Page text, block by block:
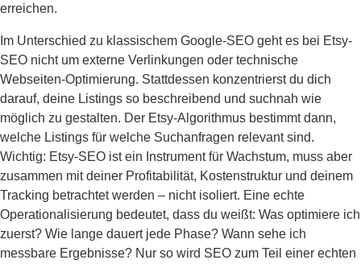
erreichen.
Im Unterschied zu klassischem Google-SEO geht es bei Etsy-
SEO nicht um externe Verlinkungen oder technische
Webseiten-Optimierung. Stattdessen konzentrierst du dich
darauf, deine Listings so beschreibend und suchnah wie
möglich zu gestalten. Der Etsy-Algorithmus bestimmt dann,
welche Listings für welche Suchanfragen relevant sind.
Wichtig: Etsy-SEO ist ein Instrument für Wachstum, muss aber
zusammen mit deiner Profitabilität, Kostenstruktur und deinem
Tracking betrachtet werden – nicht isoliert. Eine echte
Operationalisierung bedeutet, dass du weißt: Was optimiere ich
zuerst? Wie lange dauert jede Phase? Wann sehe ich
messbare Ergebnisse? Nur so wird SEO zum Teil einer echten